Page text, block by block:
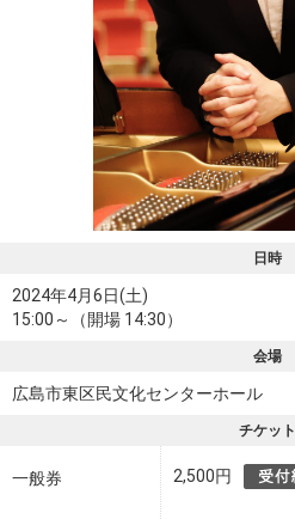
日時
2024年4月6日(土)
15:00～（開場 14:30）
会場
広島市東区民文化センターホール
チケット
一般券 2,500円